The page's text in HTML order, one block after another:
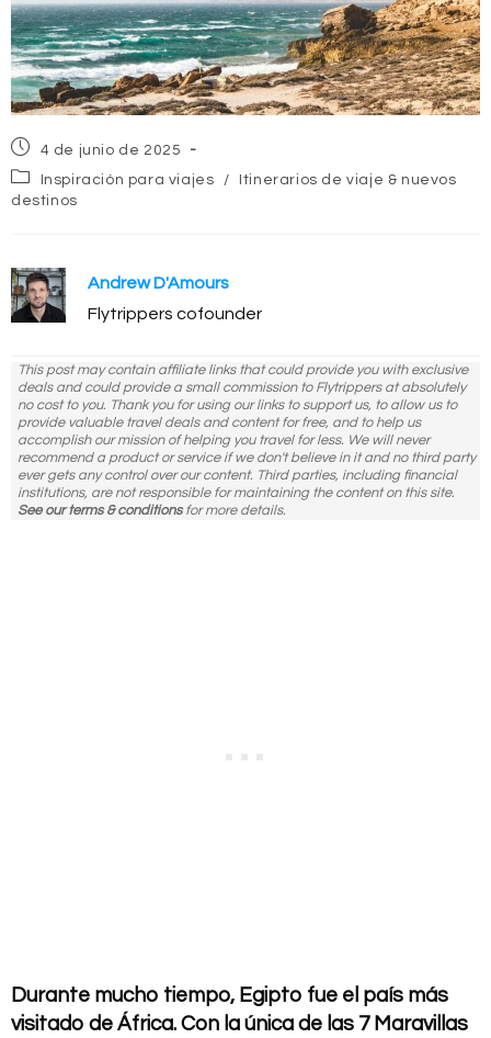
Publicación
de
la
entrada:
4 de junio de 2025
Categoría
de
Inspiración para viajes /
Itinerarios de viaje & nuevos
destinos
Andrew D'Amours
Flytrippers cofounder
This post may contain affiliate links that could provide you with exclusive
deals and could provide a small commission to Flytrippers at absolutely
no cost to you. Thank you for using our links to support us, to allow us to
provide valuable travel deals and content for free, and to help us
accomplish our mission of helping you travel for less. We will never
recommend a product or service if we don't believe in it and no third party
ever gets any control over our content. Third parties, including financial
institutions, are not responsible for maintaining the content on this site.
See our terms & conditionsfor more details.
Durante mucho tiempo, Egipto fue el país más
visitado de África. Con la única de las 7 Maravillas